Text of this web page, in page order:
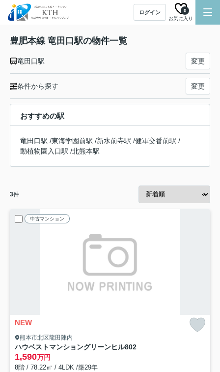
ログイン
お気に入り
0
豊肥本線 竜田口駅の物件一覧
竜田口駅 変更
条件から探す 変更
おすすめの駅
竜田口駅 /東海学園前駅 /新水前寺駅 /健軍交番前駅 /
動植物園入口駅 /北熊本駅
3件
中古マンション
NEW
熊本市北区龍田陳内
ハウベストマンショングリーンヒル802
1,590万円
8階 / 78.22㎡ / 4LDK /築29年